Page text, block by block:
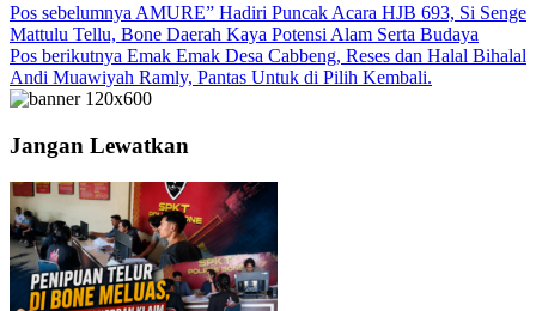
Navigasi
pos
Pos sebelumnyaAMURE” Hadiri Puncak Acara HJB 693, Si Senge
Mattulu Tellu, Bone Daerah Kaya Potensi Alam Serta Budaya
Pos berikutnya Emak Emak Desa Cabbeng, Reses dan Halal Bihalal
Andi Muawiyah Ramly, Pantas Untuk di Pilih Kembali.
Jangan Lewatkan